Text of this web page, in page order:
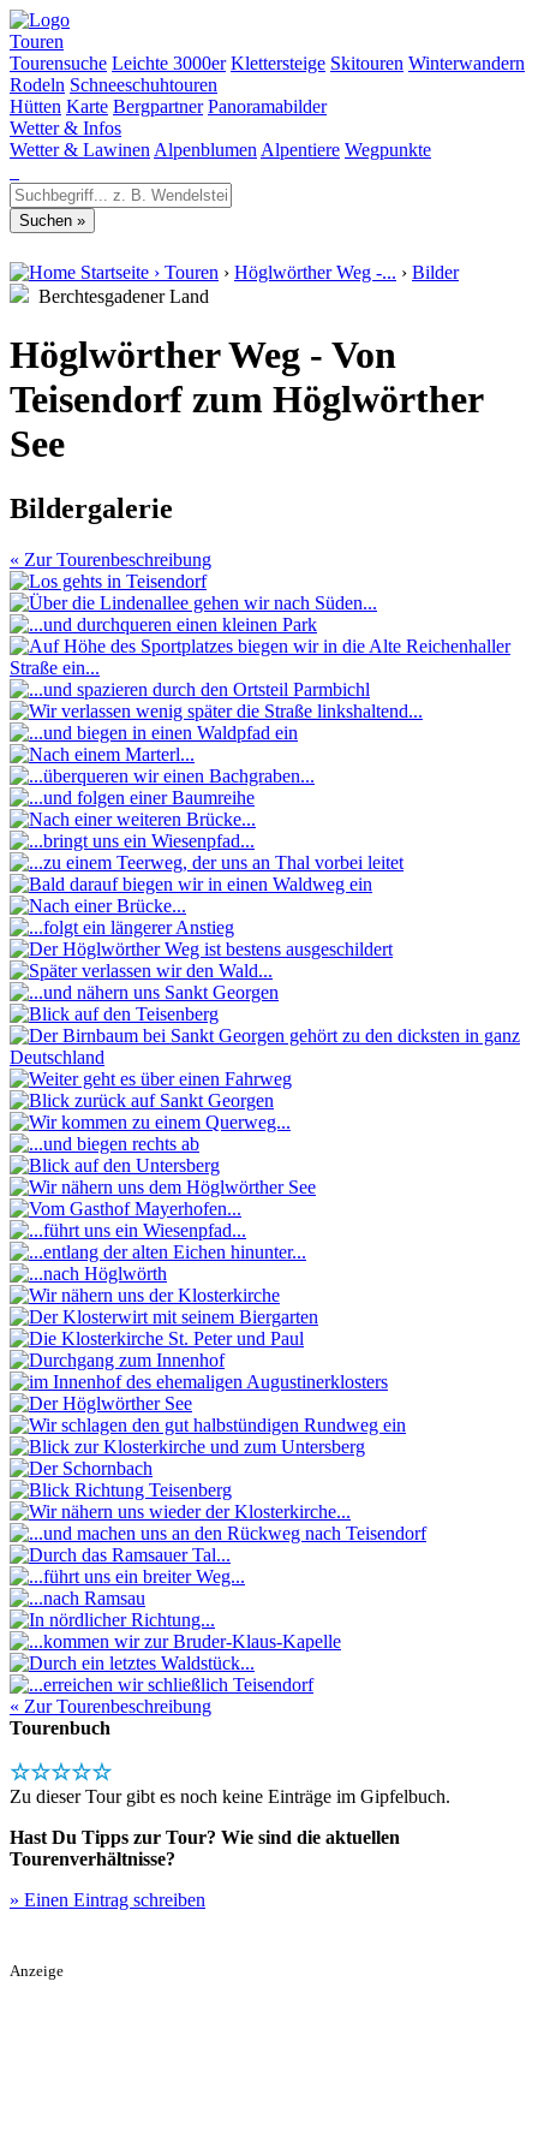
Touren
Tourensuche Leichte 3000er Klettersteige Skitouren Winterwandern
Rodeln Schneeschuhtouren
Hütten Karte Bergpartner Panoramabilder
Wetter & Infos
Wetter & Lawinen Alpenblumen Alpentiere Wegpunkte
Startseite › Touren › Höglwörther Weg -... › Bilder
Berchtesgadener Land
Höglwörther Weg - Von
Teisendorf zum Höglwörther
See
Bildergalerie
« Zur Tourenbeschreibung
« Zur Tourenbeschreibung
Tourenbuch
☆☆☆☆☆
Zu dieser Tour gibt es noch keine Einträge im Gipfelbuch.
Hast Du Tipps zur Tour? Wie sind die aktuellen
Tourenverhältnisse?
» Einen Eintrag schreiben
Anzeige